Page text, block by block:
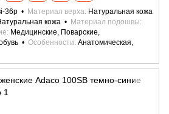
36р Материал верха Натуральная кожа
кожа
Материал подошвы
Медицинские, Поварские,
Особенности Анатомическая,